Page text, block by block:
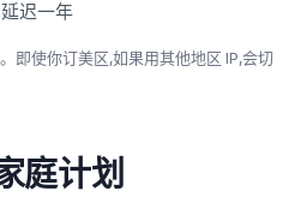
迟一年
即使你订美区,如果用其他地区 IP,会切
庭计划